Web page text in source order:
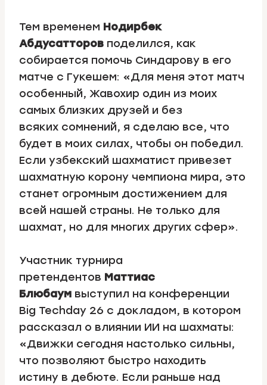
Тем временем Нодирбек
Абдусатторов поделился, как
собирается помочь Синдарову в его
матче с Гукешем: «Для меня этот матч
особенный, Жавохир один из моих
самых близких друзей и без
всяких сомнений, я сделаю все, что
будет в моих силах, чтобы он победил.
Если узбекский шахматист привезет
шахматную корону чемпиона мира, это
станет огромным достижением для
всей нашей страны. Не только для
шахмат, но для многих других сфер».
Участник турнира
претендентов Маттиас
Блюбаум выступил на конференции
Big Techday 26 с докладом, в котором
рассказал о влиянии ИИ на шахматы:
«Движки сегодня настолько сильны,
что позволяют быстро находить
истину в дебюте. Если раньше над